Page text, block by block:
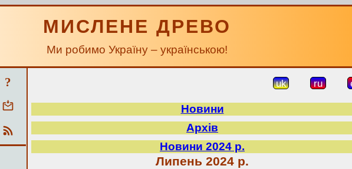
МИСЛЕНЕ ДРЕВО
Ми робимо Україну – українською!
? uk ru
Новини
Архів
Новини 2024 р.
Липень 2024 р.